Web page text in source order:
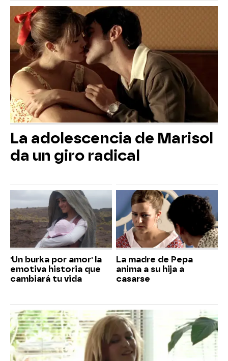
La adolescencia de Marisol
da un giro radical
'Un burka por amor' la
emotiva historia que
cambiará tu vida
La madre de Pepa
anima a su hija a
casarse